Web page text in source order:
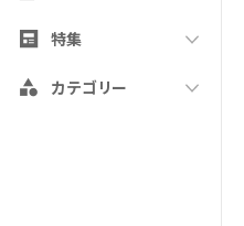
特集
カテゴリー